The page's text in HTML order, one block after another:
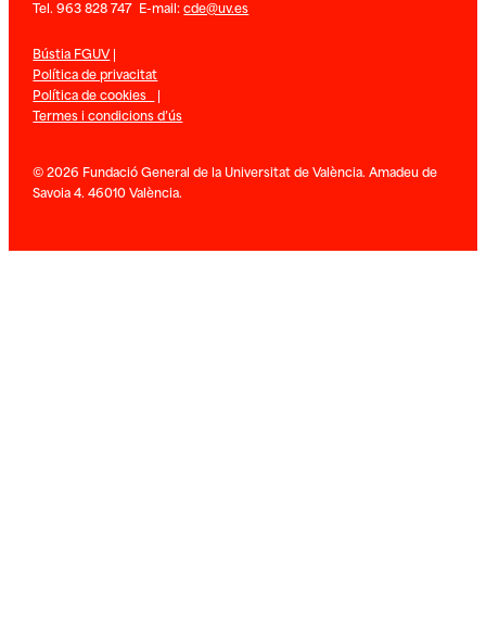
Tel. 963 828 747 E-mail:cde@uv.es
Bústia FGUV|
Política de privacitat
Política de cookies |
Termes i condicions d’ús
© 2026 Fundació General de la Universitat de València. Amadeu de
Savoia 4. 46010 València.